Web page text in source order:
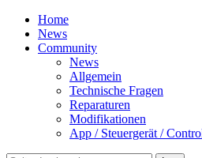
Home
News
Community
News
Allgemein
Technische Fragen
Reparaturen
Modifikationen
App / Steuergerät /